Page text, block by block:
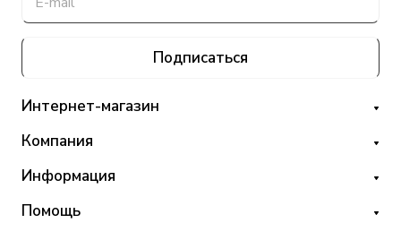
Подписаться
Интернет-магазин
Компания
Информация
Помощь